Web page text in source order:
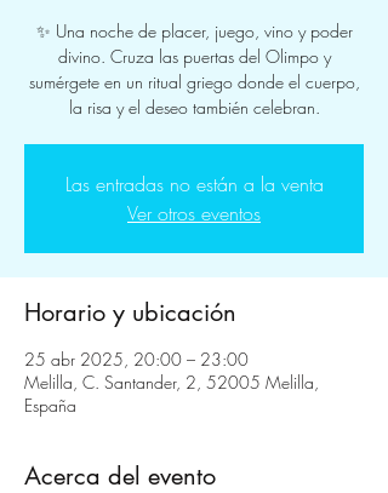
✨ Una noche de placer, juego, vino y poder
divino. Cruza las puertas del Olimpo y
sumérgete en un ritual griego donde el cuerpo,
la risa y el deseo también celebran.
Las entradas no están a la venta
Ver otros eventos
Horario y ubicación
25 abr 2025, 20:00 – 23:00
Melilla, C. Santander, 2, 52005 Melilla,
España
Acerca del evento